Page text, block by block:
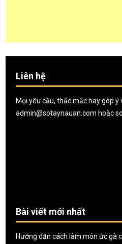
Liên hệ
Mọi yêu cầu, thắc mắc hay góp ý
admin@sotaynauan.com hoặc
Bài viết mới nhất
Hướng dẫn cách làm món ức gà